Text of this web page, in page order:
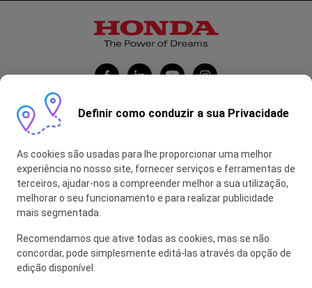
Honda Portugal Automóveis
Contas Feitas
myHONDA
Glossário
Definir como conduzir a sua Privacidade
As cookies são usadas para lhe proporcionar uma melhor
experiência no nosso site, fornecer serviços e ferramentas de
terceiros, ajudar-nos a compreender melhor a sua utilização,
melhorar o seu funcionamento e para realizar publicidade
mais segmentada.
Recomendamos que ative todas as cookies, mas se não
concordar, pode simplesmente editá-las através da opção de
edição disponível.